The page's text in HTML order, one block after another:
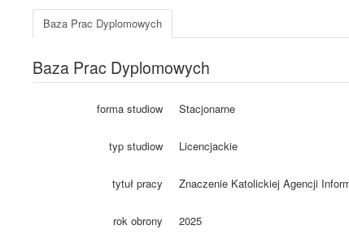
Baza Prac Dyplomowych
Baza Prac Dyplomowych
forma studiow Stacjonarne
typ studiow Licencjackie
tytuł pracy Znaczenie Katolickiej Agencji
rok obrony 2025